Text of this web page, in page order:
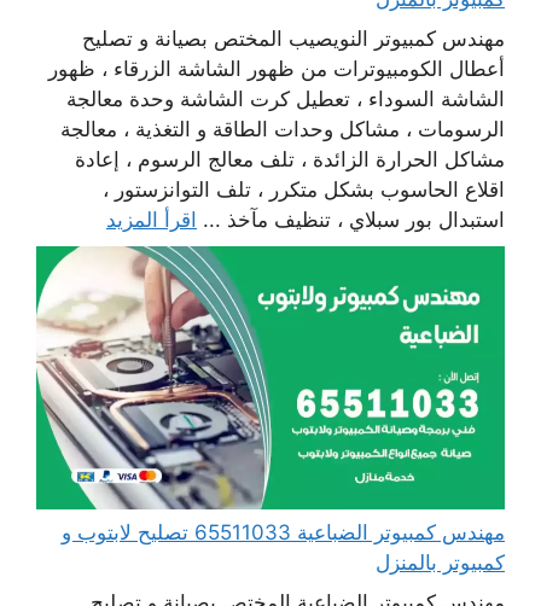
مهندس كمبيوتر النويصيب المختص بصيانة و تصليح
أعطال الكومبيوترات من ظهور الشاشة الزرقاء ، ظهور
الشاشة السوداء ، تعطيل كرت الشاشة وحدة معالجة
الرسومات ، مشاكل وحدات الطاقة و التغذية ، معالجة
مشاكل الحرارة الزائدة ، تلف معالج الرسوم ، إعادة
اقلاع الحاسوب بشكل متكرر ، تلف التوانزستور ،
استبدال بور سبلاي ، تنظيف مآخذ ... اقرأ المزيد
مهندس كمبيوتر الضباعية 65511033 تصليح لابتوب و
كمبيوتر بالمنزل